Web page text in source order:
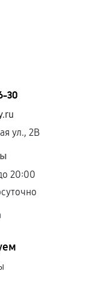
30
ул., 2В
20:00